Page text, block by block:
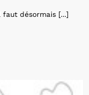
désormais [...]